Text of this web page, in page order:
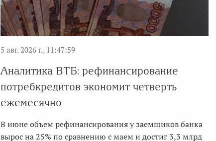
5 авг. 2026 г., 11:47:59
Аналитика ВТБ: рефинансирование
потребкредитов экономит четверть
ежемесячно
В июне объем рефинансирования у заемщиков банка
вырос на 25% по сравнению с маем и достиг 3,3 млрд